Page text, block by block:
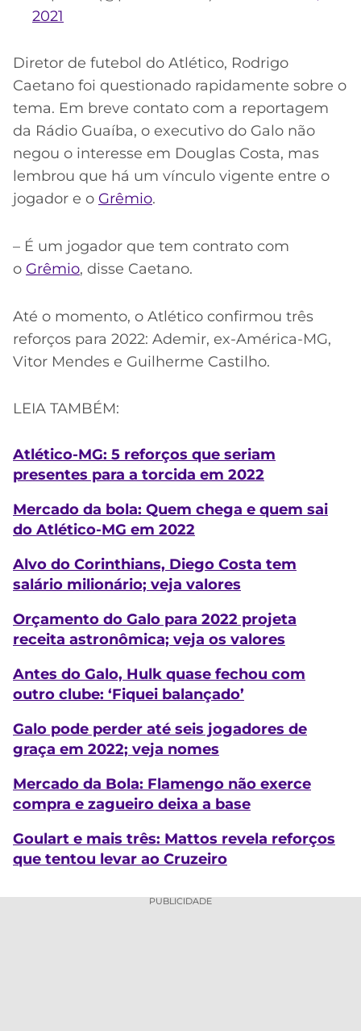
2021
Diretor de futebol do Atlético, Rodrigo
Caetano foi questionado rapidamente sobre o
tema. Em breve contato com a reportagem
da Rádio Guaíba, o executivo do Galo não
negou o interesse em Douglas Costa, mas
lembrou que há um vínculo vigente entre o
jogador e o Grêmio.
– É um jogador que tem contrato com
o Grêmio, disse Caetano.
Até o momento, o Atlético confirmou três
reforços para 2022: Ademir, ex-América-MG,
Vitor Mendes e Guilherme Castilho.
LEIA TAMBÉM:
Atlético-MG: 5 reforços que seriam
presentes para a torcida em 2022
Mercado da bola: Quem chega e quem sai
do Atlético-MG em 2022
Alvo do Corinthians, Diego Costa tem
salário milionário; veja valores
Orçamento do Galo para 2022 projeta
receita astronômica; veja os valores
Antes do Galo, Hulk quase fechou com
outro clube: ‘Fiquei balançado’
Galo pode perder até seis jogadores de
graça em 2022; veja nomes
Mercado da Bola: Flamengo não exerce
compra e zagueiro deixa a base
Goulart e mais três: Mattos revela reforços
que tentou levar ao Cruzeiro
PUBLICIDADE